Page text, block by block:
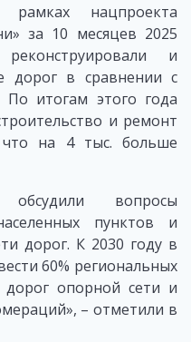
нацпроекта
за 10 месяцев 2025
и
дорог в сравнении с
По итогам этого года
и ремонт
на 4 тыс. больше
вопросы
пунктов и
дорог. К 2030 году в
60% региональных
дорог опорной сети и
– отметили в